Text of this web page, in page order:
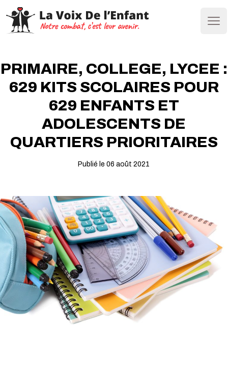
PRIMAIRE, COLLEGE, LYCEE :
629 KITS SCOLAIRES POUR
629 ENFANTS ET
ADOLESCENTS DE
QUARTIERS PRIORITAIRES
Publié le 06 août 2021